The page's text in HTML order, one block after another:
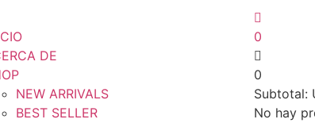
DE
NEW ARRIVALS
BEST SELLER
0
0
Subtotal:
No hay